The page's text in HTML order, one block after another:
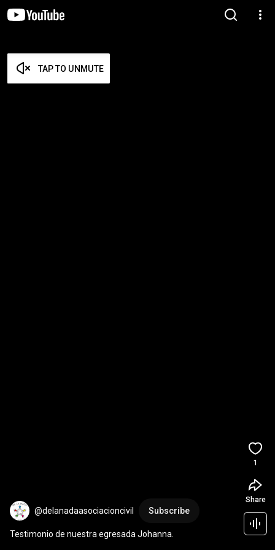
TAP TO UNMUTE
@delanadaasociacioncivil Subscribe
Testimonio de nuestra egresada Johanna.
1
Share